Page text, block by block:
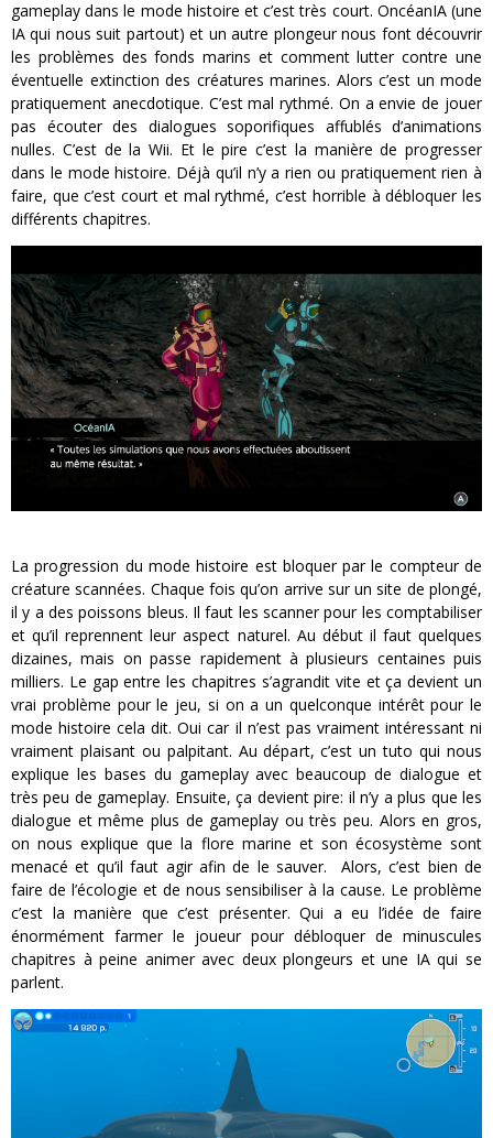
gameplay dans le mode histoire et c’est très court. OncéanIA (une
IA qui nous suit partout) et un autre plongeur nous font découvrir
les problèmes des fonds marins et comment lutter contre une
éventuelle extinction des créatures marines. Alors c’est un mode
pratiquement anecdotique. C’est mal rythmé. On a envie de jouer
pas écouter des dialogues soporifiques affublés d’animations
nulles. C’est de la Wii. Et le pire c’est la manière de progresser
dans le mode histoire. Déjà qu’il n’y a rien ou pratiquement rien à
faire, que c’est court et mal rythmé, c’est horrible à débloquer les
différents chapitres.
La progression du mode histoire est bloquer par le compteur de
créature scannées. Chaque fois qu’on arrive sur un site de plongé,
il y a des poissons bleus. Il faut les scanner pour les comptabiliser
et qu’il reprennent leur aspect naturel. Au début il faut quelques
dizaines, mais on passe rapidement à plusieurs centaines puis
milliers. Le gap entre les chapitres s’agrandit vite et ça devient un
vrai problème pour le jeu, si on a un quelconque intérêt pour le
mode histoire cela dit. Oui car il n’est pas vraiment intéressant ni
vraiment plaisant ou palpitant. Au départ, c’est un tuto qui nous
explique les bases du gameplay avec beaucoup de dialogue et
très peu de gameplay. Ensuite, ça devient pire: il n’y a plus que les
dialogue et même plus de gameplay ou très peu. Alors en gros,
on nous explique que la flore marine et son écosystème sont
menacé et qu’il faut agir afin de le sauver. Alors, c’est bien de
faire de l’écologie et de nous sensibiliser à la cause. Le problème
c’est la manière que c’est présenter. Qui a eu l’idée de faire
énormément farmer le joueur pour débloquer de minuscules
chapitres à peine animer avec deux plongeurs et une IA qui se
parlent.